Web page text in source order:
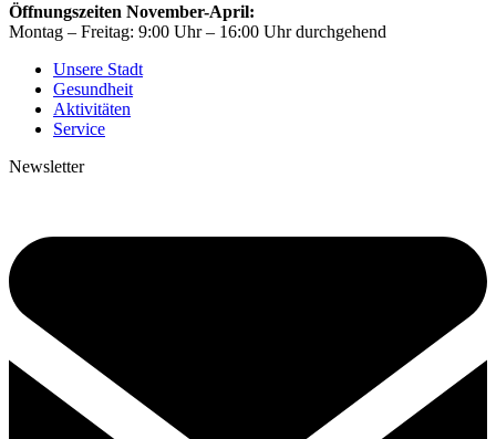
Öffnungszeiten November-April:
Montag – Freitag: 9:00 Uhr – 16:00 Uhr durchgehend
Unsere Stadt
Gesundheit
Aktivitäten
Service
Newsletter